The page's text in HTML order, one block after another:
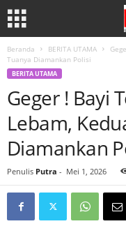
Beranda BERITA UTAMA
Tuanya Diamankan Polisi
BERITA UTAMA
Geger ! Bayi
Lebam,
Diamankan
Penulis Putra - Mei 1, 2026